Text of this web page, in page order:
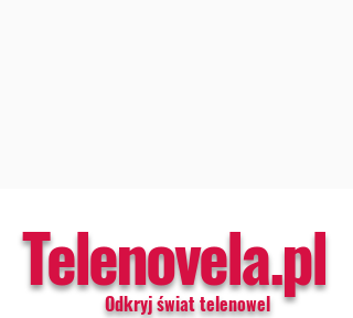
Telenovela.pl
Odkryj świat telenowel